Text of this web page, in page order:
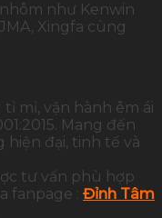
như Kenwin
Xingfa cùng
mỉ, vận hành êm ái
Mang đến
hiện đại, tinh tế và
tư vấn phù hợp
fanpage : Đỉnh Tâm